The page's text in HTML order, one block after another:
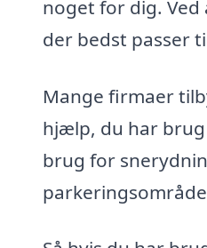
noget for dig.
der bedst passer
Mange firmaer
hjælp, du har
brug for